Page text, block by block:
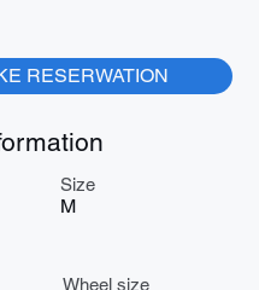
RESERWATION
Size
M
Wheel size